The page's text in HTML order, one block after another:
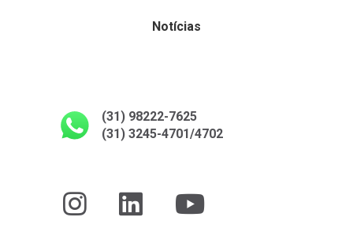
Notícias
(31) 98222-7625
(31) 3245-4701/4702